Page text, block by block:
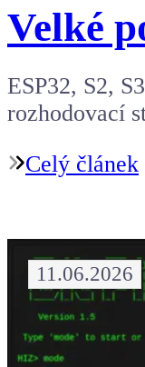
Velké
ESP32, S2,
rozhodovací
Celý článek
11.06.2026